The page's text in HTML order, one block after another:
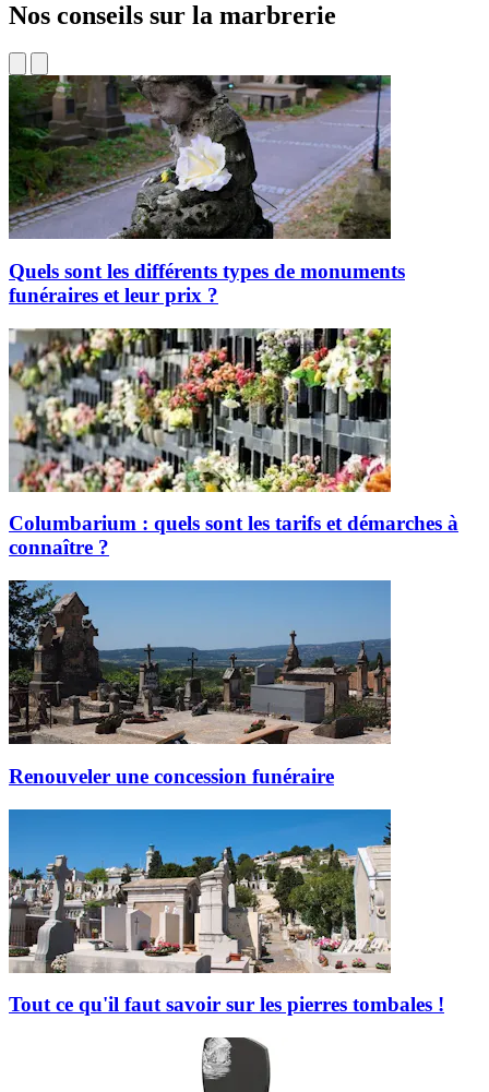
Nos conseils sur la marbrerie
Quels sont les différents types de monuments
funéraires et leur prix ?
Columbarium : quels sont les tarifs et démarches à
connaître ?
Renouveler une concession funéraire
Tout ce qu'il faut savoir sur les pierres tombales !